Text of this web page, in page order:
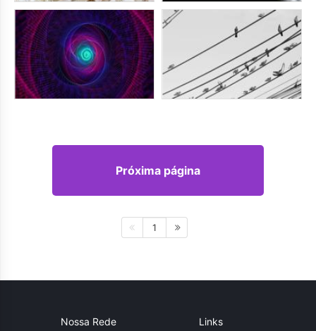
Próxima página
1
Nossa Rede Links